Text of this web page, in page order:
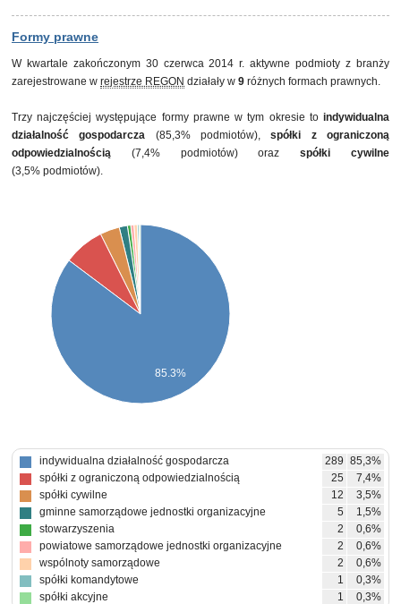
Formy prawne
W kwartale zakończonym 30 czerwca 2014 r. aktywne podmioty z branży
zarejestrowane w rejestrze REGON działały w 9 różnych formach prawnych.
Trzy najczęściej występujące formy prawne w tym okresie to indywidualna
działalność gospodarcza (85,3% podmiotów),spółki z ograniczoną
odpowiedzialnością (7,4% podmiotów) orazspółki cywilne
(3,5% podmiotów).
85.3%
indywidualna działalność gospodarcza 289 85,3%
spółki z ograniczoną odpowiedzialnością
25
7,4%
spółki cywilne
12
3,5%
gminne samorządowe jednostki organizacyjne
5
1,5%
stowarzyszenia
2
0,6%
powiatowe samorządowe jednostki organizacyjne
2
0,6%
wspólnoty samorządowe
2
0,6%
spółki komandytowe
1
0,3%
spółki akcyjne
1 0,3%